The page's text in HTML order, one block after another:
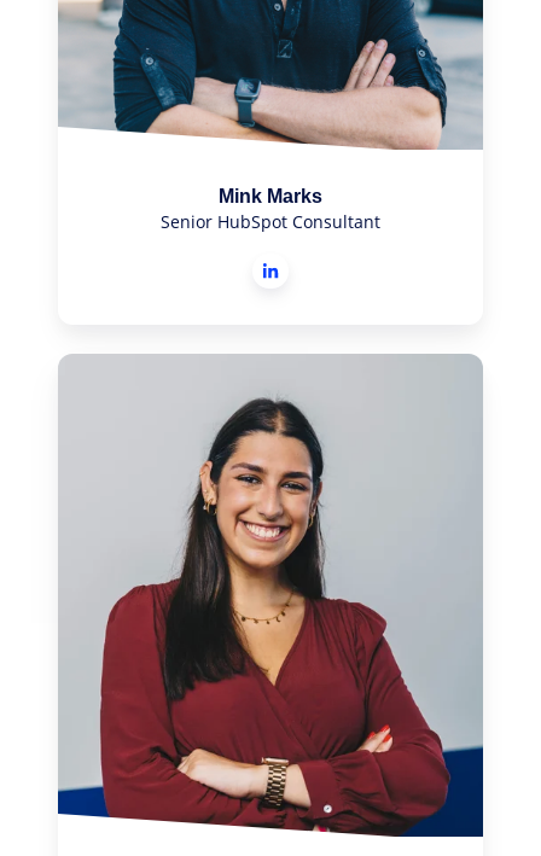
Mink Marks
Senior HubSpot Consultant